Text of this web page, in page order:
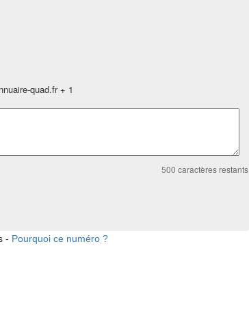
quad.fr + 1
500 caractères restants
- Pourquoi ce numéro ?